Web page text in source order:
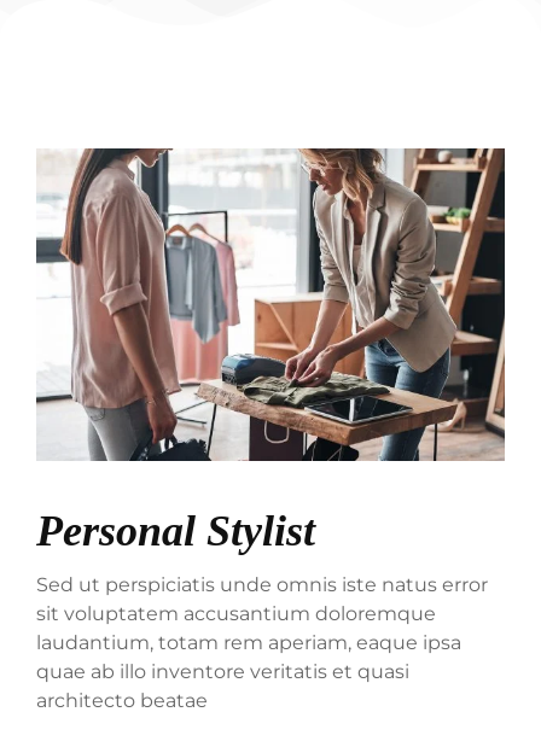
Personal Stylist
Sed ut perspiciatis unde omnis iste natus error
sit voluptatem accusantium doloremque
laudantium, totam rem aperiam, eaque ipsa
quae ab illo inventore veritatis et quasi
architecto beatae